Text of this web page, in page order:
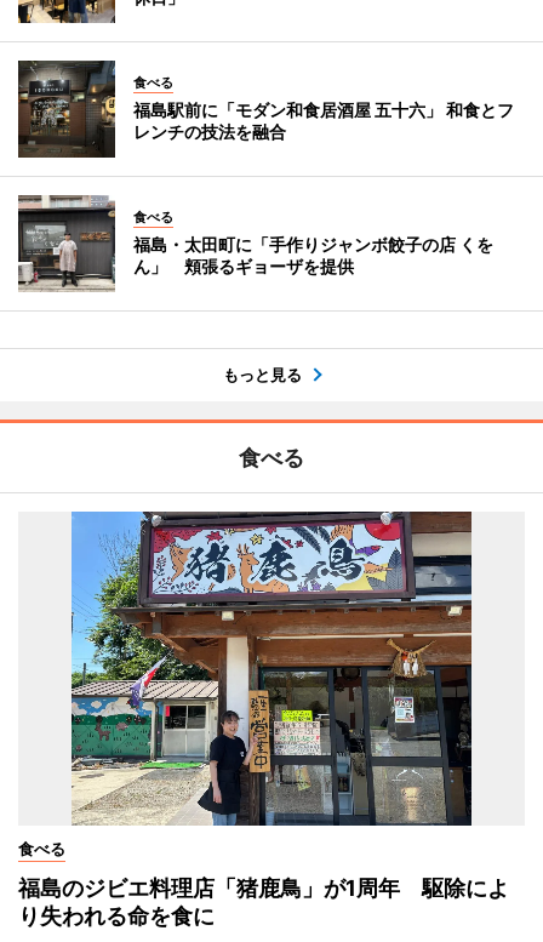
食べる
福島駅前に「モダン和食居酒屋 五十六」 和食とフ
レンチの技法を融合
食べる
福島・太田町に「手作りジャンボ餃子の店 くを
ん」 頬張るギョーザを提供
もっと見る
食べる
食べる
福島のジビエ料理店「猪鹿鳥」が1周年 駆除によ
り失われる命を食に